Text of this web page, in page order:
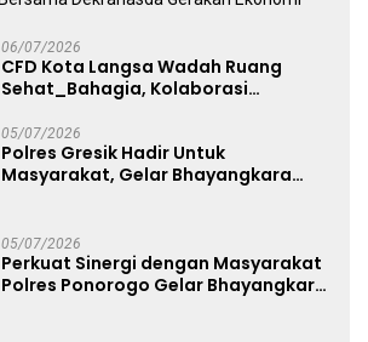
06/07/2026
CFD Kota Langsa Wadah Ruang
Sehat_Bahagia, Kolaborasi
Dekranasda Gerakan Ekonomi Lokal
05/07/2026
Polres Gresik Hadir Untuk
Masyarakat, Gelar Bhayangkara
05/07/2026
Perkuat Sinergi dengan Masyarakat
Polres Ponorogo Gelar Bhayangkara